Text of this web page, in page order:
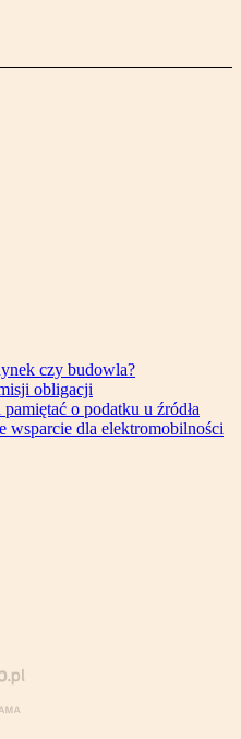
czy budowla?
obligacji
o podatku u źródła
wsparcie dla elektromobilności